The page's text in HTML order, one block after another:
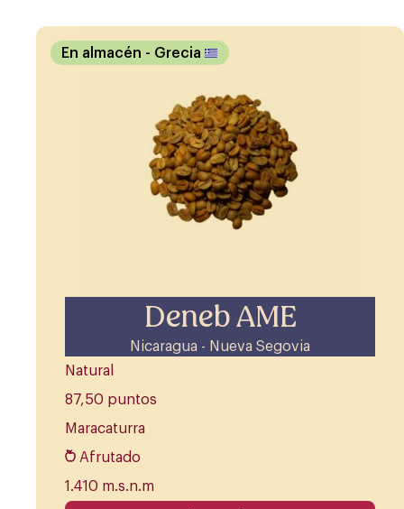
Deneb AME
Nicaragua - Nueva Segovia
En almacén - Grecia
Natural
87,50 puntos
Maracaturra
Afrutado
1.410 m.s.n.m